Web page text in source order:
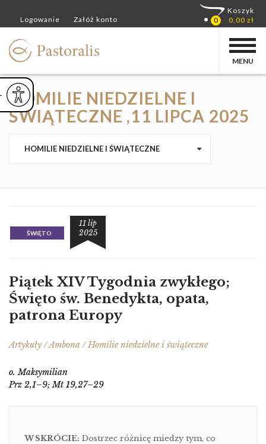
czcionkę
czcionka
Powiększ czcionkę
MENU
HOMILIE NIEDZIELNE I
ŚWIĄTECZNE ,11 LIPCA 2025
HOMILIE NIEDZIELNE I ŚWIĄTECZNE
ŚWIĘTO
11 lip
2025
Piątek XIV Tygodnia zwykłego;
Święto św. Benedykta, opata,
patrona Europy
Artykuły / Ambona / Homilie niedzielne i świąteczne
o. Maksymilian
Prz 2,1–9; Mt 19,27–29
W SKRÓCIE: Dostrzec różnicę miedzy tym, co